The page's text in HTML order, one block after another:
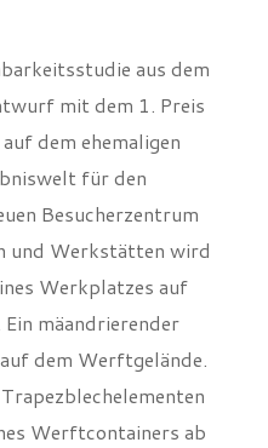
aus dem
mit dem 1. Preis
dem ehemaligen
für den
Besucherzentrum
und Werkstätten wird
Werkplatzes auf
mäandrierender
dem Werftgelände.
Werftcontainers ab